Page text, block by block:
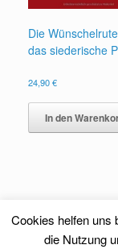
Die
das siederische
24,90€
In den
Cookies helfen uns
die Nutzung